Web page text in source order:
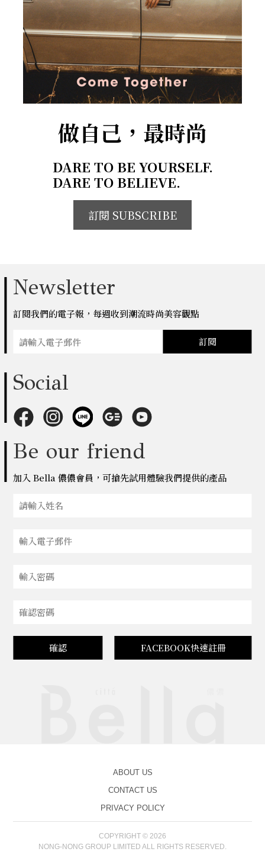
做自己，最時尚
DARE TO BE YOURSELF.
DARE TO BELIEVE.
訂閱 SUBSCRIBE
Newsletter
訂閱我們的電子報，每週收到潮流時尚美容觀點
訂閱
Social
Be our friend
加入 Bella 儂儂會員，可搶先試用體驗我們提供的產品
確認 FACEBOOK快速註冊
ABOUT US
CONTACT US
PRIVACY POLICY
COPYRIGHT © 2026
NONG-NONG GROUP LIMITED ALL RIGHTS RESERVED.